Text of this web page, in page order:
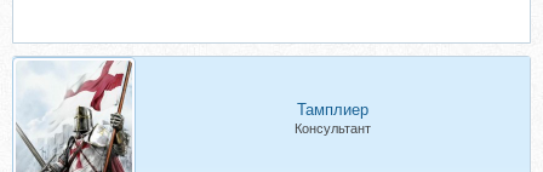
Тамплиер
Консультант